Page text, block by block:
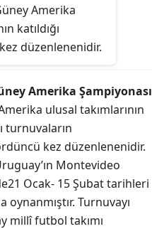
Amerika
katıldığı
düzenlenenidir.
17
arasında
final
millî takımını
takımı
Amerika Şampiyonası
ulusal takımlarının
turnuvaların
kez düzenlenenidir.
Montevideo
Ocak- 15 Şubat tarihleri
oynanmıştır. Turnuvayı
millî futbol takımı